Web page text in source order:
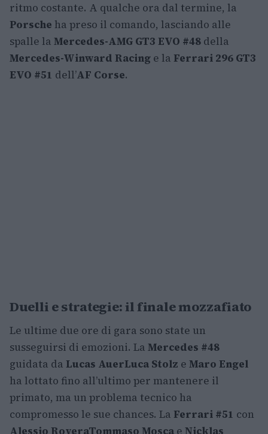
ritmo costante. A qualche ora dal termine, la
Porsche ha preso il comando, lasciando alle
spalle la Mercedes-AMG GT3 EVO #48 della
Mercedes-Winward Racing e la Ferrari 296 GT3
EVO #51 dell’AF Corse.
Duelli e strategie: il finale mozzafiato
Le ultime due ore di gara sono state un
susseguirsi di emozioni. La Mercedes #48
guidata da Lucas AuerLuca Stolz e Maro Engel
ha lottato fino all’ultimo per mantenere il
primato, ma un problema tecnico ha
compromesso le sue chances. La Ferrari #51 con
Alessio RoveraTommaso Mosca e Nicklas